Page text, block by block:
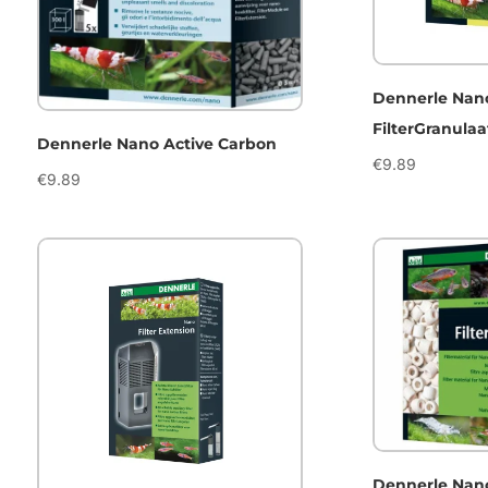
Dennerle Nano Active Carbon
€9.89
Dennerle
€9.89